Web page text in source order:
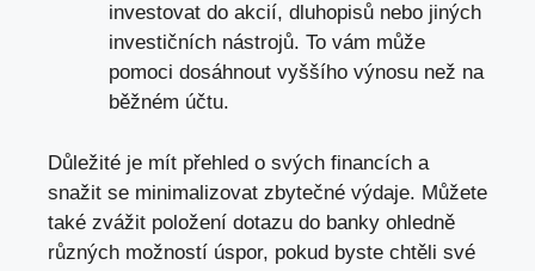
investovat do akcií, dluhopisů nebo jiných
investičních nástrojů. To vám může
pomoci dosáhnout vyššího výnosu než na
běžném účtu.
Důležité je mít přehled o svých financích a
snažit se minimalizovat zbytečné výdaje. Můžete
také zvážit položení dotazu do banky ohledně
různých možností úspor, pokud byste chtěli své